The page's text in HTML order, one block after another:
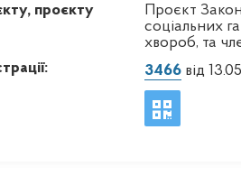
проєкту
Проєкт
соціальних
хвороб, та
3466від